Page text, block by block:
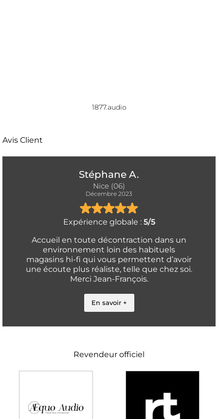
1877.audio
Avis Client
Stéphane A.
Nice (06)
Décembre 2023
Expérience globale : 5/5
Accueil en toute décontraction dans un
environnement loin des habituels
magasins hi-fi qui vous permettent d’avoir
une écoute plus réaliste, telle que chez soi.
Merci Jean-François.
En savoir +
Revendeur officiel